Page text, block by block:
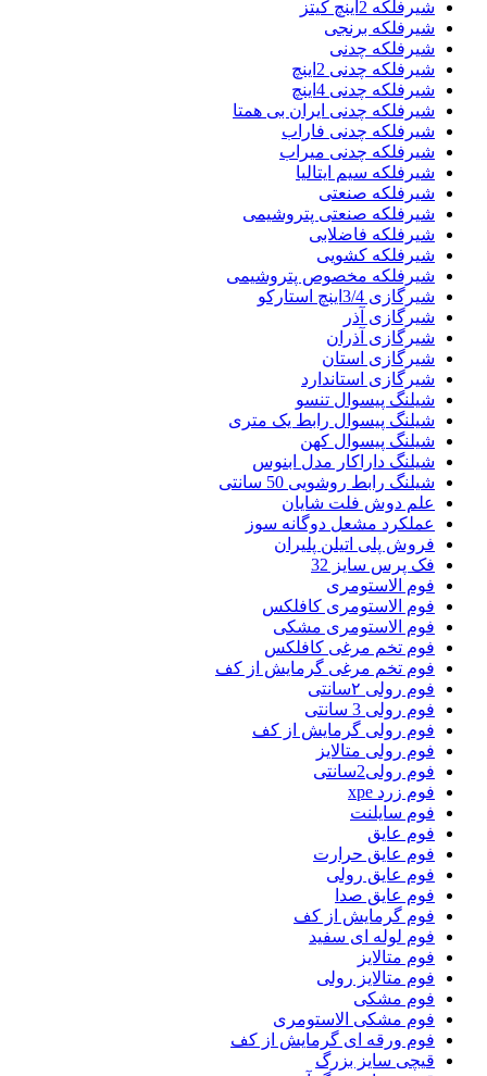
شیرفلکه 2اینچ کیتز
شیرفلکه برنجی
شیرفلکه چدنی
شیرفلکه چدنی 2اینچ
شیرفلکه چدنی 4اینچ
شیرفلکه چدنی ایران بی همتا
شیرفلکه چدنی فاراب
شیرفلکه چدنی میراب
شیرفلکه سیم ایتالیا
شیرفلکه صنعتی
شیرفلکه صنعتی پتروشیمی
شیرفلکه فاضلابی
شیرفلکه کشویی
شیرفلکه مخصوص پتروشیمی
شیرگازی 3/4اینچ استارکو
شیرگازی آذر
شیرگازی آذران
شیرگازی استان
شیرگازی استاندارد
شیلنگ پیسوال تنسو
شیلنگ پیسوال رابط یک متری
شیلنگ پیسوال کهن
شیلنگ داراکار مدل ابنوس
شیلنگ رابط روشویی 50 سانتی
علم دوش فلت شایان
عملکرد مشعل دوگانه سوز
فروش پلی اتیلن پلیران
فک پرس سایز 32
فوم الاستومری
فوم الاستومری کافلکس
فوم الاستومری مشکی
فوم تخم مرغی کافلکس
فوم تخم مرغی گرمایش از کف
فوم رولی ۲سانتی
فوم رولی 3 سانتی
فوم رولی گرمایش از کف
فوم رولی متالایز
فوم رولی2سانتی
فوم زرد xpe
فوم سایلنت
فوم عایق
فوم عایق حرارت
فوم عایق رولی
فوم عایق صدا
فوم گرمایش از کف
فوم لوله ای سفید
فوم متالایز
فوم متالایز رولی
فوم مشکی
فوم مشکی الاستومری
فوم ورقه ای گرمایش از کف
قیچی سایز بزرگ